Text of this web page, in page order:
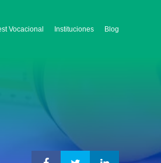
Vocacional Instituciones Blog